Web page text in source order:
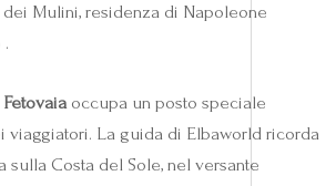
dei Mulini, residenza di Napoleone
Fetovaiaoccupa un posto speciale
viaggiatori. La guida di Elbaworld ricorda
sulla Costa del Sole, nel versante